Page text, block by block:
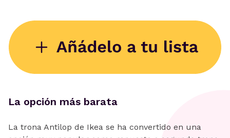
La opción más barata
La trona Antilop de Ikea se ha convertido en una